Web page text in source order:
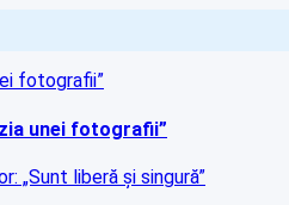
unei fotografii”